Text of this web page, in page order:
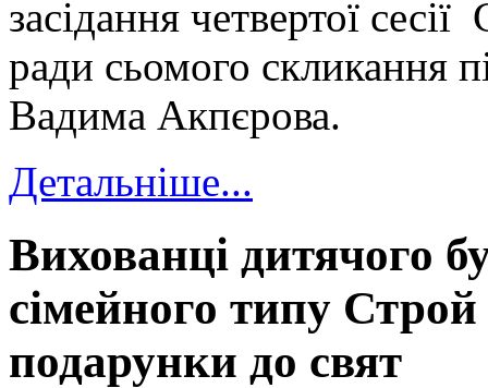
засідання четвертої
ради сьомого скликання
Вадима Акпєрова.
Детальніше...
Вихованці дитячого
сімейного типу
подарунки до свят